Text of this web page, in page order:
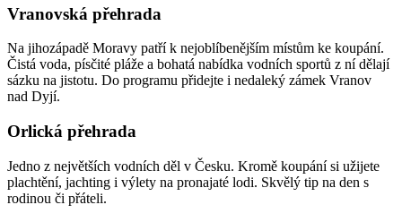
Vranovská přehrada
Na jihozápadě Moravy patří k nejoblíbenějším místům ke koupání.
Čistá voda, písčité pláže a bohatá nabídka vodních sportů z ní dělají
sázku na jistotu. Do programu přidejte i nedaleký zámek Vranov
nad Dyjí.
Orlická přehrada
Jedno z největších vodních děl v Česku. Kromě koupání si užijete
plachtění, jachting i výlety na pronajaté lodi. Skvělý tip na den s
rodinou či přáteli.